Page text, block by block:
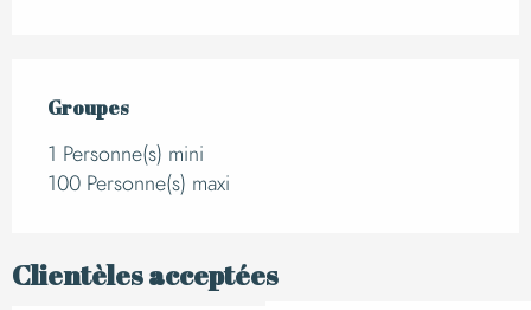
Groupes
Groupes
1 Personne(s) mini
100 Personne(s) maxi
Clientèles acceptées